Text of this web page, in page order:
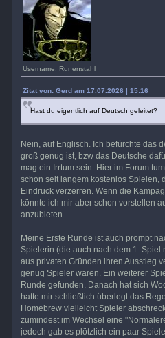
Username: Runenstahl
Zitat von: Gerd am 17.07.2026 | 15:16
Hast du eigentlich auf Deutsch geleitet?
Nein, auf Englisch. Ich befürchte das
groß genug ist, bzw das Deutsche
mag ein Irrtum sein. Hier im Forum
schon seit langem kostenlos Spielen,
Eindruck verzerren. Wenn die
könnte ich mir aber schon vorstellen
anzubieten.
Meine Erste Runde ist auch prompt
Spielerin (die auch nach dem 1. Spiel
aus privaten Gründen ihren Ausstieg
genug Spieler waren. Ein weiterer
Runde gefunden. Danach hat sich
hatte mir schließlich überlegt das
Homebrew vielleicht Spieler
zumindest im Wechsel eine
jedoch gab es plötzlich ein paar